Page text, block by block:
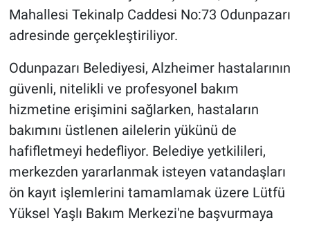
Mahallesi Tekinalp Caddesi No:73 Odunpazarı
adresinde gerçekleştiriliyor.
Odunpazarı Belediyesi, Alzheimer hastalarının
güvenli, nitelikli ve profesyonel bakım
hizmetine erişimini sağlarken, hastaların
bakımını üstlenen ailelerin yükünü de
hafifletmeyi hedefliyor. Belediye yetkilileri,
merkezden yararlanmak isteyen vatandaşları
ön kayıt işlemlerini tamamlamak üzere Lütfü
Yüksel Yaşlı Bakım Merkezi'ne başvurmaya